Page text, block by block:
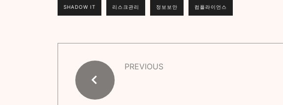
SHADOW IT 리스크관리 정보보안 컴플라이언스
PREVIOUS